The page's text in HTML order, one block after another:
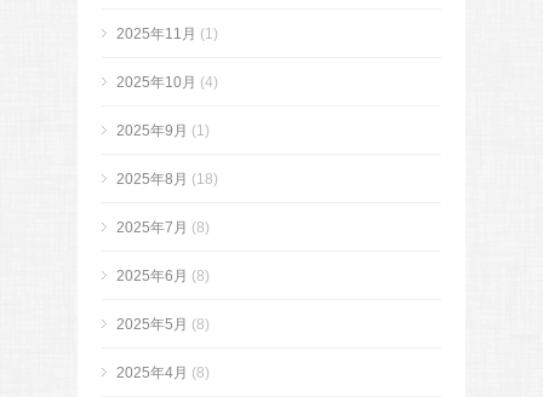
2025年11月 (1)
2025年10月 (4)
2025年9月 (1)
2025年8月 (18)
2025年7月 (8)
2025年6月 (8)
2025年5月 (8)
2025年4月 (8)